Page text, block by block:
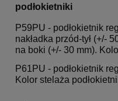
podłokietniki
P59PU - podłokietnik
nakładka przód-tył (+/-
na boki (+/- 30 mm).
P61PU - podłokietnik
Kolor stelaża